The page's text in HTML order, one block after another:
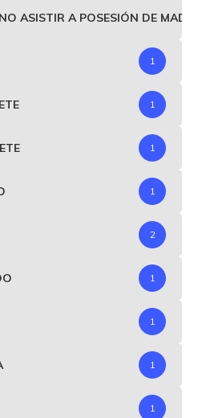
ASISTIR A POSESIÓN DE
1
1
1
1
2
1
1
1
1